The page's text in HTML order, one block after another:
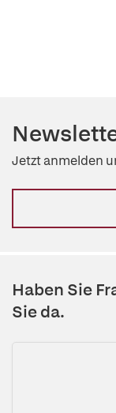
Jetzt anmelden
Haben Sie
Sie da.